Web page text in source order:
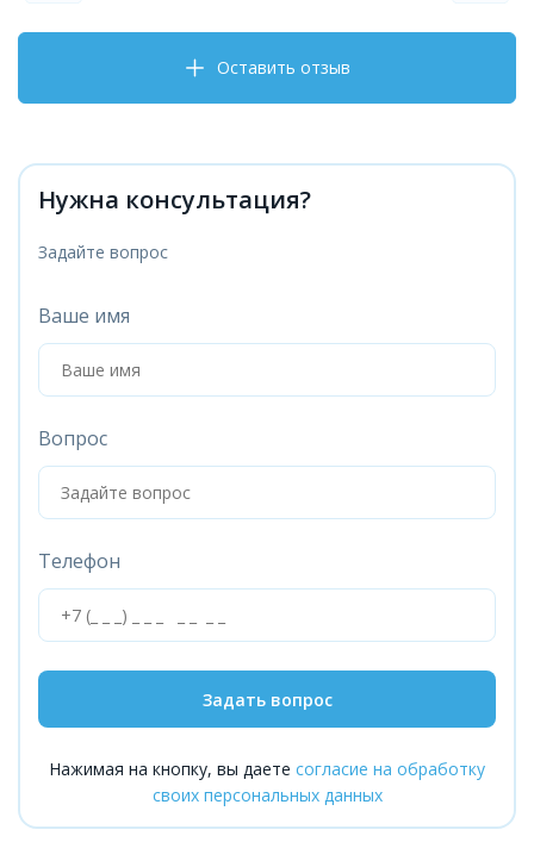
Оставить отзыв
Нужна консультация?
Задайте вопрос
Ваше имя
Вопрос
Телефон
Задать вопрос
Нажимая на кнопку, вы даете согласие на обработку
своих персональных данных